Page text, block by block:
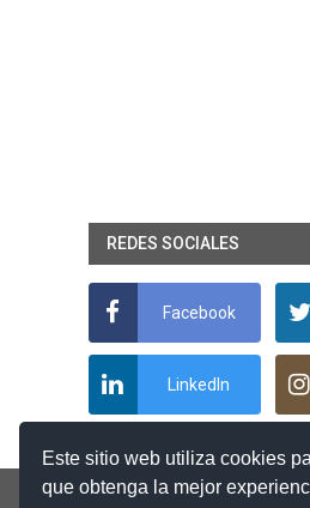
Este sitio web utiliza cookies
que obtenga la mejor
REDES SOCIALES
Facebook
LinkedIn